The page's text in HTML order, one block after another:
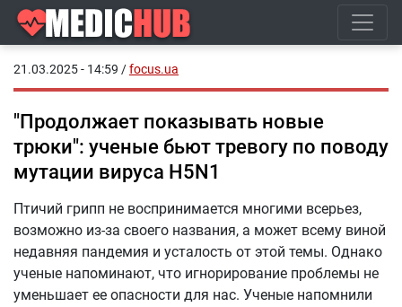
21.03.2025 - 14:59 /focus.ua
"Продолжает показывать новые
трюки": ученые бьют тревогу по поводу
мутации вируса H5N1
Птичий грипп не воспринимается многими всерьез,
возможно из-за своего названия, а может всему виной
недавняя пандемия и усталость от этой темы. Однако
ученые напоминают, что игнорирование проблемы не
уменьшает ее опасности для нас. Ученые напомнили